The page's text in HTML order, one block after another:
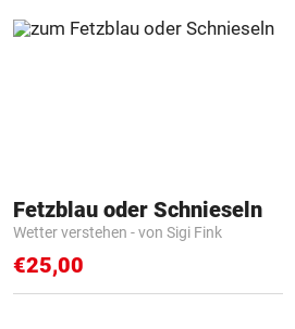
Fetzblau oder Schnieseln
Wetter verstehen - von Sigi Fink
€25,00